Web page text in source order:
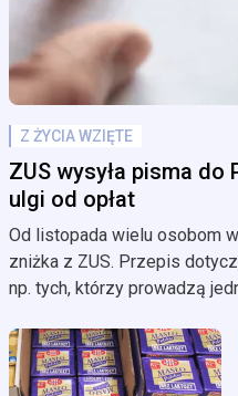
Z ŻYCIA WZIĘTE
ZUS wysyła pisma do
ulgi od opłat
Od listopada wielu osobom
zniżka z ZUS. Przepis
np. tych, którzy prowadzą
wysyła pisma do
jest w korespondencji?